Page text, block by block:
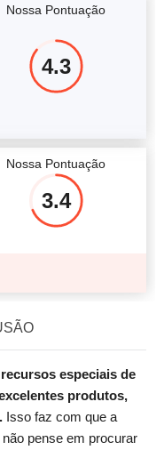
Nossa Pontuação
4.3
Nossa Pontuação
3.4
especiais de
produtos,
Isso faz com que a
pense em procurar